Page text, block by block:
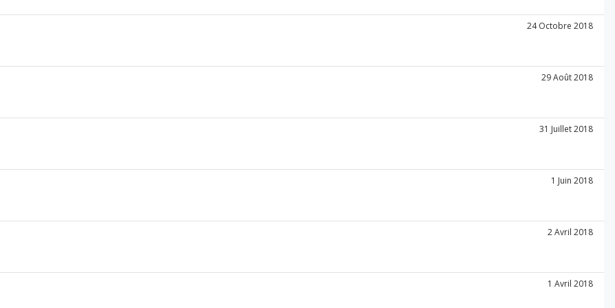
24 Octobre 2018
29 Août 2018
31 Juillet 2018
1 Juin 2018
2 Avril 2018
1 Avril 2018